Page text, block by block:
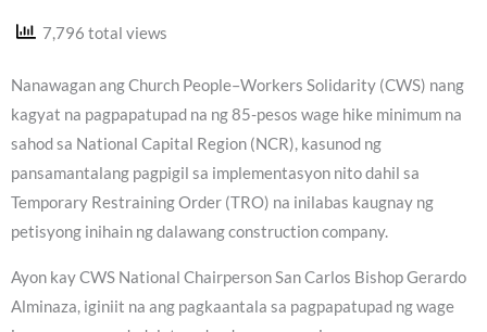
7,796 total views
Nanawagan ang Church People–Workers Solidarity (CWS) nang
kagyat na pagpapatupad na ng 85-pesos wage hike minimum na
sahod sa National Capital Region (NCR), kasunod ng
pansamantalang pagpigil sa implementasyon nito dahil sa
Temporary Restraining Order (TRO) na inilabas kaugnay ng
petisyong inihain ng dalawang construction company.
Ayon kay CWS National Chairperson San Carlos Bishop Gerardo
Alminaza, iginiit na ang pagkaantala sa pagpapatupad ng wage